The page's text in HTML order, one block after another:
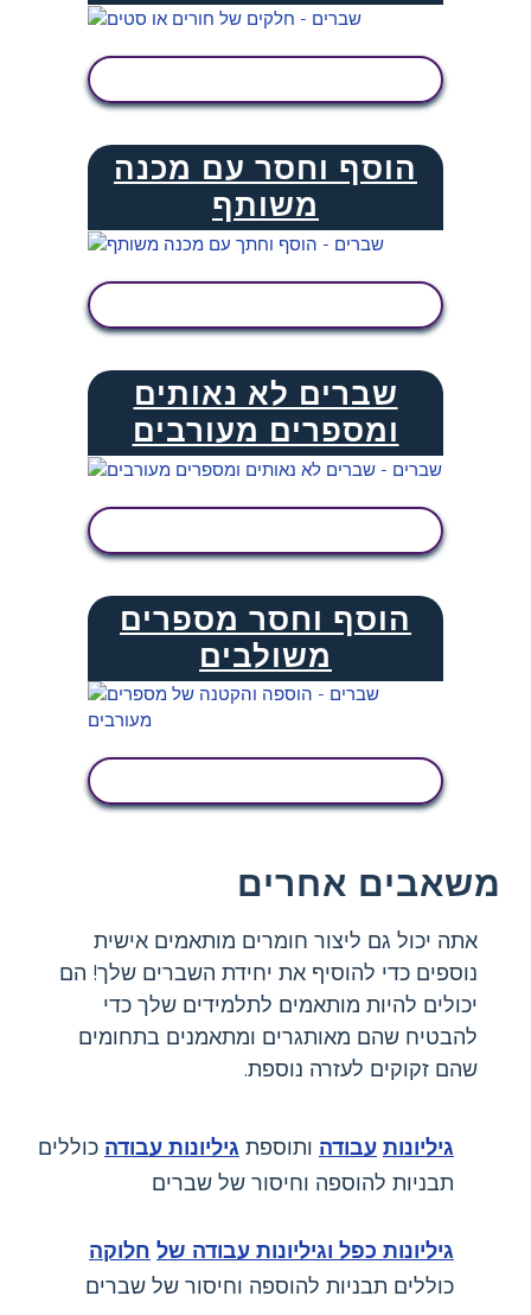
הוסף וחסר עם מכנה
משותף
שברים לא נאותים
ומספרים מעורבים
הוסף וחסר מספרים
משולבים
משאבים אחרים
אתה יכול גם ליצור חומרים מותאמים אישית
נוספים כדי להוסיף את יחידת השברים שלך! הם
יכולים להיות מותאמים לתלמידים שלך כדי
להבטיח שהם מאותגרים ומתאמנים בתחומים
שהם זקוקים לעזרה נוספת.
גיליונות עבודה ותוספת גיליונות עבודה כוללים
תבניות להוספה וחיסור של שברים
גיליונות כפל וגיליונות עבודה של חלוקה
כוללים תבניות להוספה וחיסור של שברים